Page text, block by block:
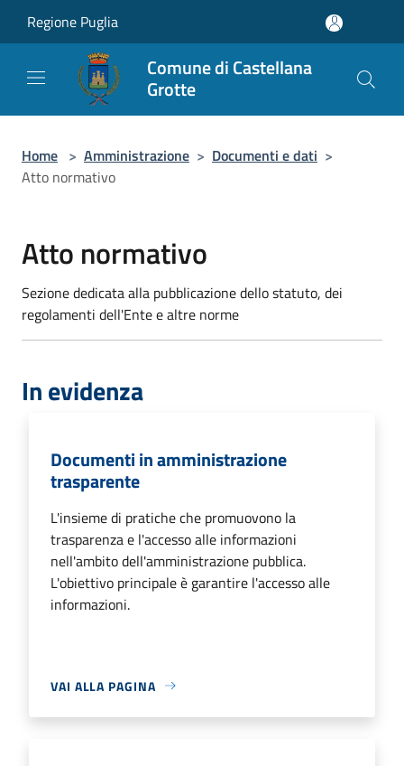
Regione Puglia
Comune di Castellana
Grotte
Home > Amministrazione > Documenti e dati >
Atto normativo
Atto normativo
Sezione dedicata alla pubblicazione dello statuto, dei
regolamenti dell'Ente e altre norme
In evidenza
Documenti in amministrazione
trasparente
L'insieme di pratiche che promuovono la
trasparenza e l'accesso alle informazioni
nell'ambito dell'amministrazione pubblica.
L'obiettivo principale è garantire l'accesso alle
informazioni.
VAI ALLA PAGINA